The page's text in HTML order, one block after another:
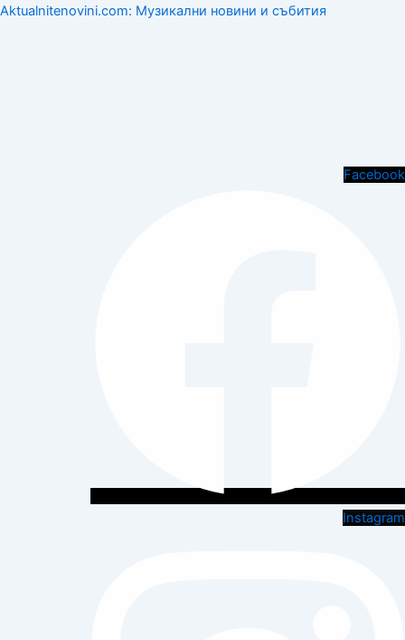
Aktualnitenovini.com: Музикални новини и събития
Facebook
Instagram
Menu